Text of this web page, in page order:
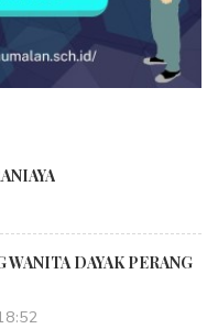
WANITA DAYAK PERANG